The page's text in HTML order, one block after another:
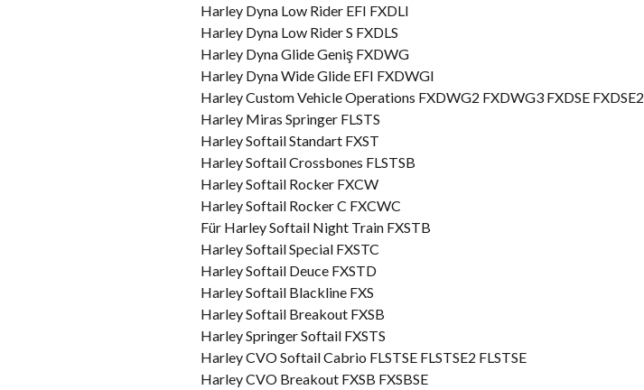
Harley Dyna Low Rider EFI FXDLI
Harley Dyna Low Rider S FXDLS
Harley Dyna Glide Geniş FXDWG
Harley Dyna Wide Glide EFI FXDWGI
Harley Custom Vehicle Operations FXDWG2 FXDWG3 FXDSE FXDSE2
Harley Miras Springer FLSTS
Harley Softail Standart FXST
Harley Softail Crossbones FLSTSB
Harley Softail Rocker FXCW
Harley Softail Rocker C FXCWC
Für Harley Softail Night Train FXSTB
Harley Softail Special FXSTC
Harley Softail Deuce FXSTD
Harley Softail Blackline FXS
Harley Softail Breakout FXSB
Harley Springer Softail FXSTS
Harley CVO Softail Cabrio FLSTSE FLSTSE2 FLSTSE
Harley CVO Breakout FXSB FXSBSE